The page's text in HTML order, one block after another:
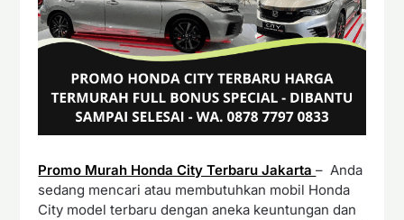
Promo Murah Honda City Terbaru Jakarta– Anda
sedang mencari atau membutuhkan mobil Honda
City model terbaru dengan aneka keuntungan dan